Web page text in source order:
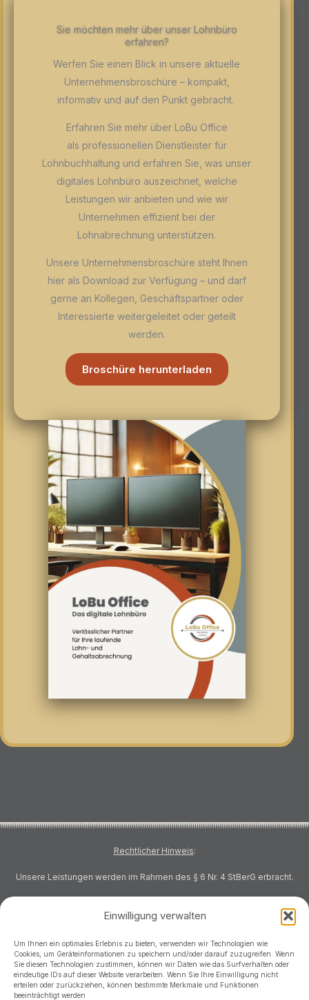
Einwilligung verwalten
Um Ihnen ein optimales Erlebnis zu bieten, verwenden wir Technologien wie
Cookies, um Geräteinformationen zu speichern und/oder darauf zuzugreifen. Wenn
Sie diesen Technologien zustimmen, können wir Daten wie das Surfverhalten oder
eindeutige IDs auf dieser Website verarbeiten. Wenn Sie Ihre Einwilligung nicht
erteilen oder zurückziehen, können bestimmte Merkmale und Funktionen
beeinträchtigt werden
Sie möchten mehr über unser Lohnbüro
erfahren?
Werfen Sie einen Blick in unsere aktuelle
Unternehmensbroschüre – kompakt,
informativ und auf den Punkt gebracht.
Erfahren Sie mehr über LoBu Office
als professionellen Dienstleister für
Lohnbuchhaltung und erfahren Sie, was unser
digitales Lohnbüro auszeichnet, welche
Leistungen wir anbieten und wie wir
Unternehmen effizient bei der
Lohnabrechnung unterstützen.
Unsere Unternehmensbroschüre steht Ihnen
hier als Download zur Verfügung – und darf
gerne an Kollegen, Geschäftspartner oder
Interessierte weitergeleitet oder geteilt
werden.
Broschüre herunterladen
Rechtlicher Hinweis:
Unsere Leistungen werden im Rahmen des § 6 Nr. 4 StBerG erbracht.
AGB